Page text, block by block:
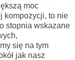
moc
kompozycji, to nie
stopnia wskazane
się na tym
jak nasz